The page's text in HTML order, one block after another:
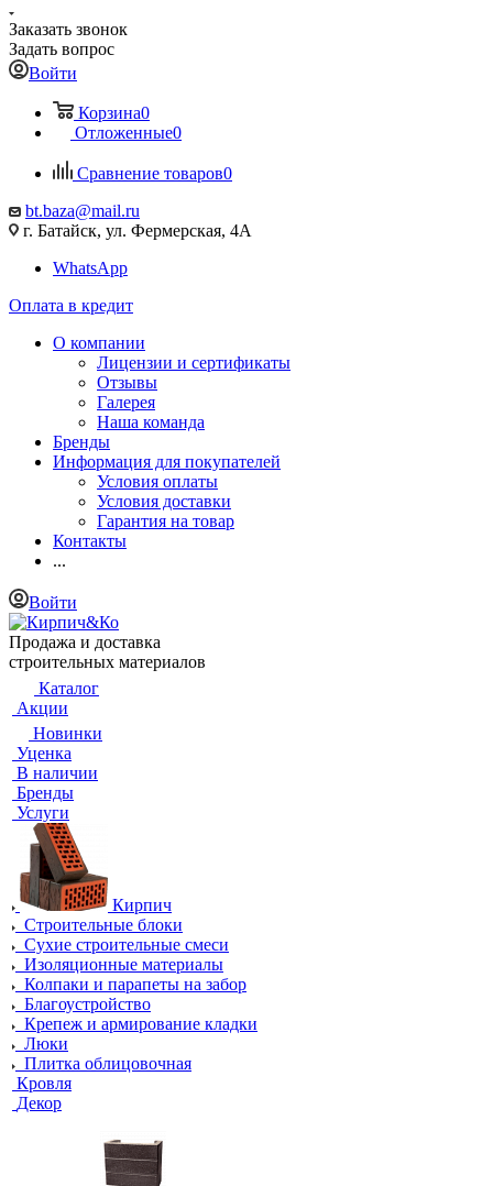
Заказать звонок
Задать вопрос
Войти
Корзина0
Отложенные0
Сравнение товаров0
bt.baza@mail.ru
г. Батайск, ул. Фермерская, 4А
WhatsApp
Оплата в кредит
О компании
Лицензии и сертификаты
Отзывы
Галерея
Наша команда
Бренды
Информация для покупателей
Условия оплаты
Условия доставки
Гарантия на товар
Контакты
...
Войти
Продажа и доставка
строительных материалов
Каталог
Акции
Новинки
Уценка
В наличии
Бренды
Услуги
Кирпич
Строительные блоки
Сухие строительные смеси
Изоляционные материалы
Колпаки и парапеты на забор
Благоустройство
Крепеж и армирование кладки
Люки
Плитка облицовочная
Кровля
Декор